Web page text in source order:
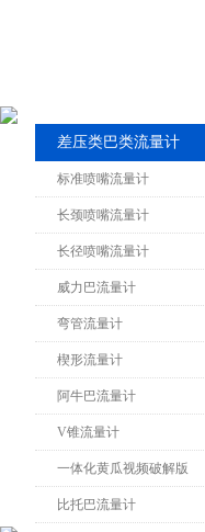
差压类巴类流量计
标准喷嘴流量计
长颈喷嘴流量计
长径喷嘴流量计
威力巴流量计
弯管流量计
楔形流量计
阿牛巴流量计
V锥流量计
一体化黄瓜视频破解版
比托巴流量计